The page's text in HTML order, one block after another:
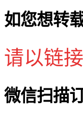
如您想转载
请以链
微信扫描